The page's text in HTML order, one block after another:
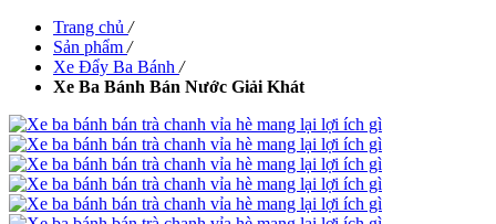
Trang chủ /
Sản phẩm /
Xe Đẩy Ba Bánh /
Xe Ba Bánh Bán Nước Giải Khát